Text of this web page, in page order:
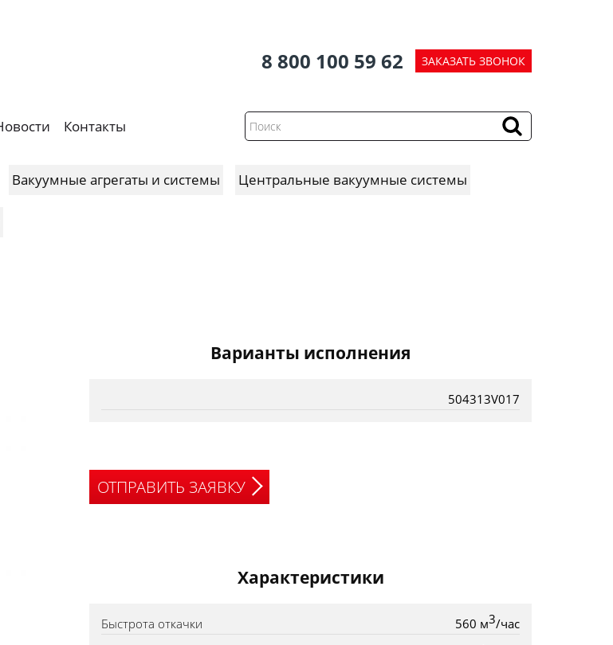
ЗАКАЗАТЬ ЗВОНОК
8 800 100 59 62
Контакты
Вакуумные агрегаты и системы Центральные вакуумные системы
Варианты исполнения
504313V017
ОТПРАВИТЬ ЗАЯВКУ
Характеристики
Быстрота откачки 560 м3/час